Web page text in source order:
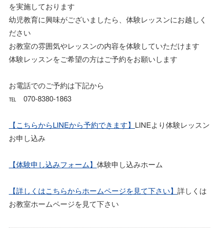
を実施しております
幼児教育に興味がございましたら、体験レッスンにお越しく
ださい
お教室の雰囲気やレッスンの内容を体験していただけます
体験レッスンをご希望の方はご予約をお願いします
お電話でのご予約は下記から
℡ 070-8380-1863
【こちらからLINEから予約できます】 LINEより体験レッスン
お申し込み
【体験申し込みフォーム】 体験申し込みホーム
【詳しくはこちらからホームページを見て下さい】 詳しくは
お教室ホームページを見て下さい